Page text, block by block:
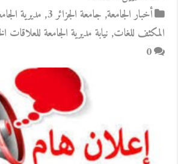
أخبار الجامعة, جامعة الجزائر 3 , مديرية
المكثف للغات, نيابة مديرية الجامعة للعلاقات
0